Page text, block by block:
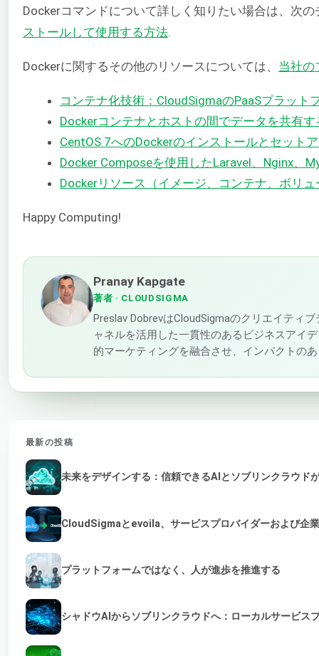
Dockerコマンドについて詳しく知りたい場合は、次
ストールして使用する方法.
Dockerに関するその他のリソースについては、 当社の
コンテナ化技術：CloudSigmaのPaaSプラッ
Dockerコンテナとホストの間でデータを共有す
CentOS 7へのDockerのインストールとセット
Docker Composeを使用したLaravel、Nginx、
Dockerリソース（イメージ、コンテナ、ボリ
Happy Computing!
Pranay Kapgate
著者 · CLOUDSIGMA
Preslav DobrevはCloudSigmaのクリエイティ
ャネルを活用した一貫性のあるビジネスアイ
的マーケティングを融合させ、インパクトの
最新の投稿
未来をデザインする：信頼できるAIとソブリンクラウド
CloudSigmaとevoila、サービスプロバイダーおよび企
プラットフォームではなく、人が進歩を推進する
シャドウAIからソブリンクラウドへ：ローカルサービス